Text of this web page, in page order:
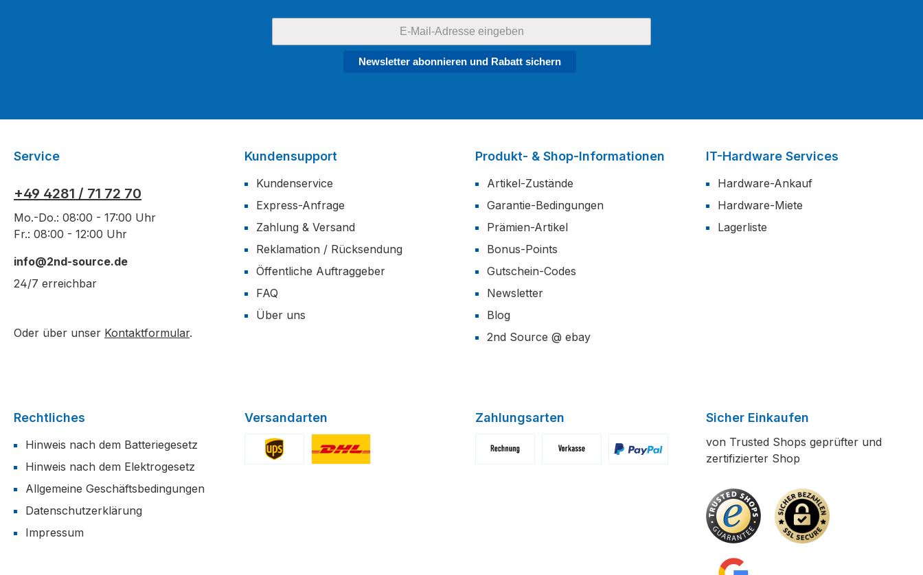
Newsletter abonnieren und Rabatt sichern
Service
+49 4281 / 71 72 70
Mo.-Do.: 08:00 - 17:00 Uhr
Fr.: 08:00 - 12:00 Uhr
info@2nd-source.de
24/7 erreichbar
Oder über unser Kontaktformular.
Kundensupport
Kundenservice
Express-Anfrage
Zahlung & Versand
Reklamation / Rücksendung
Öffentliche Auftraggeber
FAQ
Über uns
Produkt- & Shop-Informationen
Artikel-Zustände
Garantie-Bedingungen
Prämien-Artikel
Bonus-Points
Gutschein-Codes
Newsletter
Blog
2nd Source @ ebay
IT-Hardware Services
Hardware-Ankauf
Hardware-Miete
Lagerliste
Rechtliches
Hinweis nach dem Batteriegesetz
Hinweis nach dem Elektrogesetz
Allgemeine Geschäftsbedingungen
Datenschutzerklärung
Impressum
Versandarten Zahlungsarten Sicher Einkaufen
von Trusted Shops geprüfter und
zertifizierter Shop